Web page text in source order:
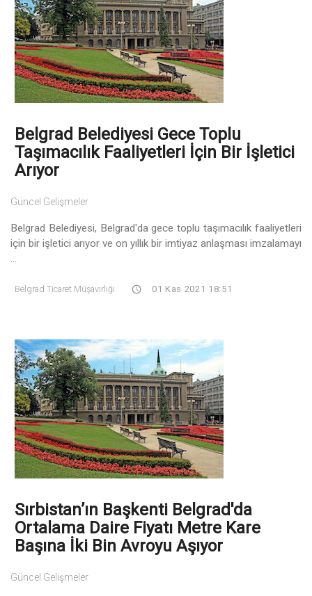
Belgrad Belediyesi Gece Toplu
Taşımacılık Faaliyetleri İçin Bir İşletici
Arıyor
Güncel Gelişmeler
Belgrad Belediyesi, Belgrad'da gece toplu taşımacılık faaliyetleri
için bir işletici arıyor ve on yıllık bir imtiyaz anlaşması imzalamayı
Belgrad Ticaret Müşavirliği 01 Kas 2021 18:51
Sırbistan’ın Başkenti Belgrad'da
Ortalama Daire Fiyatı Metre Kare
Başına İki Bin Avroyu Aşıyor
Güncel Gelişmeler